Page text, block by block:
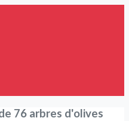
76 arbres d'olives